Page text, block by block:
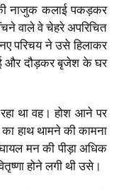
नाजुक कलाई पकड़कर
वाले वे चेहरे अपरिचित
परिचय ने उसे हिलाकर
और दौड़कर बृजेश के घर
था वह। होश आने पर
हाथ थामने की कामना
मन की पीड़ा अधिक
होने लगी थी उसे।